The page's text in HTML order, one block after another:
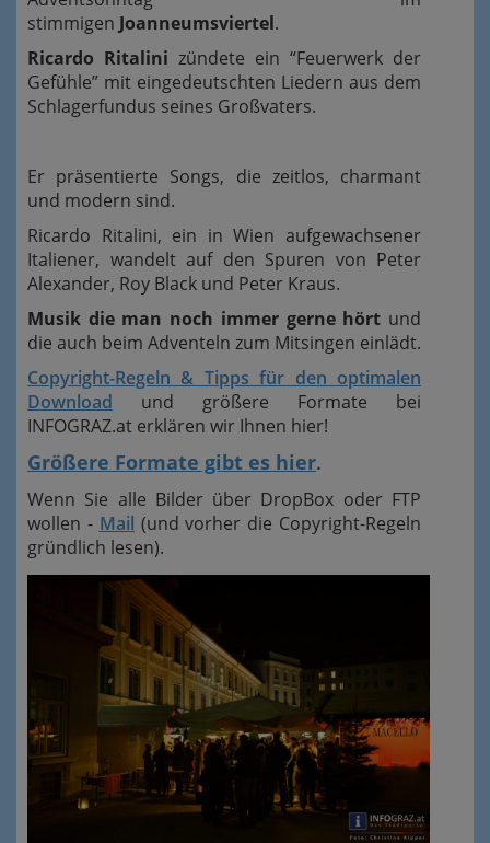
stimmigen Joanneumsviertel.
Ricardo Ritalini zündete ein “Feuerwerk der
Gefühle” mit eingedeutschten Liedern aus dem
Schlagerfundus seines Großvaters.
Er präsentierte Songs, die zeitlos, charmant
und modern sind.
Ricardo Ritalini, ein in Wien aufgewachsener
Italiener, wandelt auf den Spuren von Peter
Alexander, Roy Black und Peter Kraus.
Musik die man noch immer gerne hört und
die auch beim Adventeln zum Mitsingen einlädt.
Copyright-Regeln & Tipps für den optimalen
Download und größere Formate bei
INFOGRAZ.at erklären wir Ihnen hier!
Größere Formate gibt es hier.
Wenn Sie alle Bilder über DropBox oder FTP
wollen - Mail (und vorher die Copyright-Regeln
gründlich lesen).